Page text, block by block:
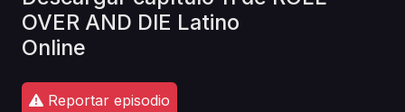
OVER AND DIE Latino
Online
Reportar episodio